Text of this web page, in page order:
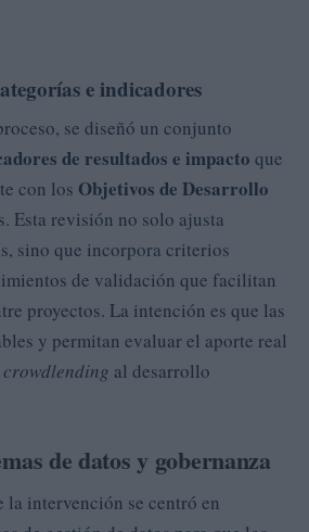
e indicadores
se diseñó un conjunto
de resultados e impacto que
con los Objetivos de Desarrollo
Esta revisión no solo ajusta
sino que incorpora criterios
de validación que facilitan
proyectos. La intención es que las
y permitan evaluar el aporte real
crowdlending al desarrollo
de datos y gobernanza
la intervención se centró en